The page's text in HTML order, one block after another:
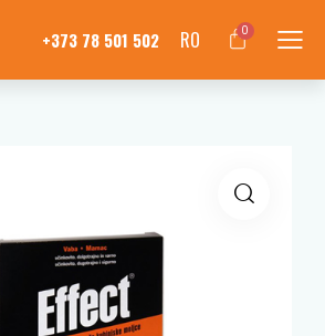
+373 78 501 502 RO 0